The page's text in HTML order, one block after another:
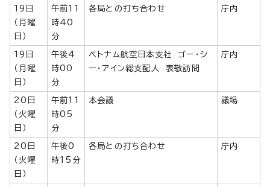
19日
（月曜
日）
午前11
時40
分
各局との打ち合わせ 庁内
19日
（月曜
日）
午後4
時00
分
ベトナム航空日本支社 ゴー・シ
ー・アイン総支配人 表敬訪問
庁内
20日
（火曜
日）
午前11
時05
分
本会議 議場
20日
（火曜
日）
午後0
時15分
各局との打ち合わせ 庁内